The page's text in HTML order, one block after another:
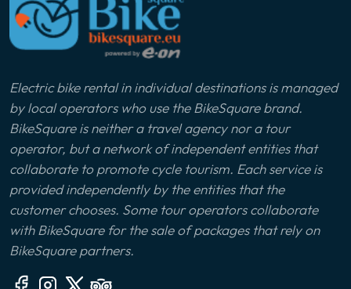
Electric bike rental in individual destinations is managed
by local operators who use the BikeSquare brand.
BikeSquare is neither a travel agency nor a tour
operator, but a network of independent entities that
collaborate to promote cycle tourism. Each service is
provided independently by the entities that the
customer chooses. Some tour operators collaborate
with BikeSquare for the sale of packages that rely on
BikeSquare partners.